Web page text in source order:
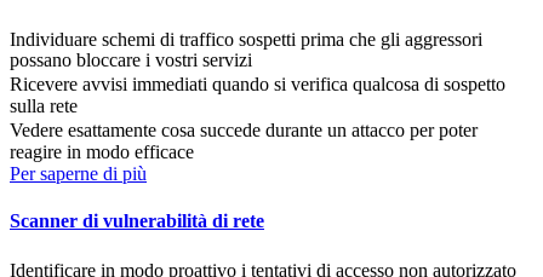
Individuare schemi di traffico sospetti prima che gli aggressori
possano bloccare i vostri servizi
Ricevere avvisi immediati quando si verifica qualcosa di sospetto
sulla rete
Vedere esattamente cosa succede durante un attacco per poter
reagire in modo efficace
Per saperne di più
Scanner di vulnerabilità di rete
Identificare in modo proattivo i tentativi di accesso non autorizzato